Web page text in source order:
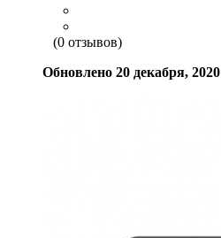
(0 отзывов)
Обновлено 20 декабря, 2020